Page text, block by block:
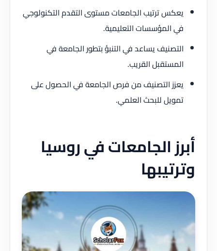
يعكس ترتيب الجامعات مستوى التقدم التكنولوجي
في المؤسسات التعليمية.
التصنيف يساعد في التنبؤ بتطور الجامعة في
المستقبل القريب.
يعزز التصنيف من فرص الجامعة في الحصول على
تمويل للبحث العلمي.
أبرز الجامعات في روسيا
وترتيبها